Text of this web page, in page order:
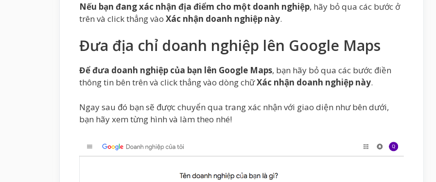
Nếu bạn đang xác nhận địa điểm cho một doanh nghiệp, hãy bỏ qua các bước ở
trên và click thẳng vào Xác nhận doanh nghiệp này.
Đưa địa chỉ doanh nghiệp lên Google Maps
Để đưa doanh nghiệp của bạn lên Google Maps, bạn hãy bỏ qua các bước điền
thông tin bên trên và click thẳng vào dòng chữXác nhận doanh nghiệp này.
Ngay sau đó bạn sẽ được chuyển qua trang xác nhận với giao diện như bên dưới,
bạn hãy xem từng hình và làm theo nhé!